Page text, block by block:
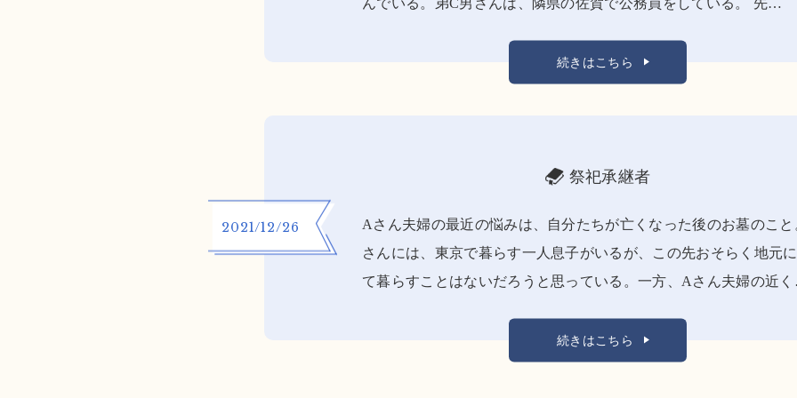
んでいる。弟C男さんは、隣県の佐賀で公務員をしている。 先…
続きはこちら
祭祀承継者
2021/12/26
Aさん夫婦の最近の悩みは、自分たちが亡くなった後のお墓のこと
さんには、東京で暮らす一人息子がいるが、この先おそらく地元
て暮らすことはないだろうと思っている。一方、Aさん夫婦の近
続きはこちら